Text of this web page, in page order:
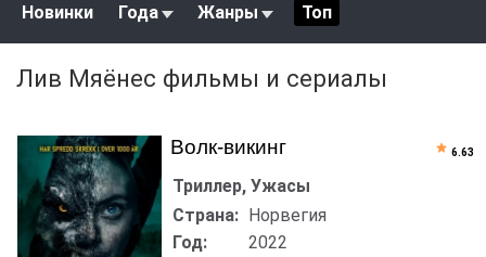
Новинки Года Жанры Топ
Лив Мяёнес фильмы и сериалы
Волк-викинг
Триллер, Ужасы
Страна: Норвегия
Год:
2022
6.63